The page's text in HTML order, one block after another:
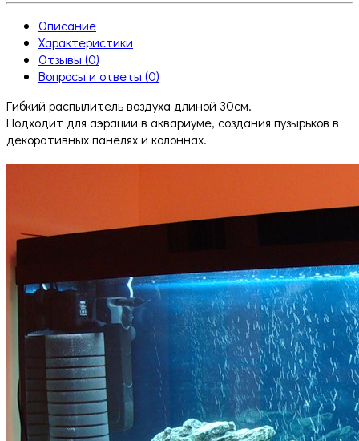
Описание
Характеристики
Отзывы (0)
Вопросы и ответы (0)
Гибкий распылитель воздуха длиной 30см.
Подходит для аэрации в аквариуме, создания пузырьков в
декоративных панелях и колоннах.